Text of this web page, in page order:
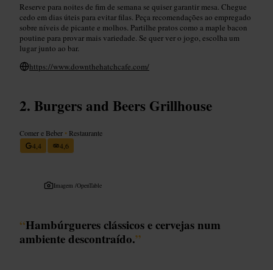
Reserve para noites de fim de semana se quiser garantir mesa. Chegue
cedo em dias úteis para evitar filas. Peça recomendações ao empregado
sobre níveis de picante e molhos. Partilhe pratos como a maple bacon
poutine para provar mais variedade. Se quer ver o jogo, escolha um
lugar junto ao bar.
https://www.downthehatchcafe.com/
Burgers and Beers Grillhouse
Comer e Beber • Restaurante
4,4
4,6
Imagem /OpenTable
“Hambúrgueres clássicos e cervejas num
ambiente descontraído.”